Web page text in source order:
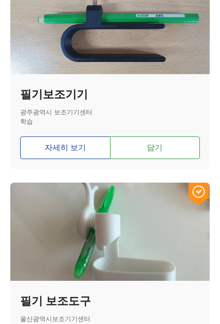
필기보조기기
광주광역시 보조기기센터
학습
자세히 보기 담기
필기 보조도구
울산광역시보조기기센터